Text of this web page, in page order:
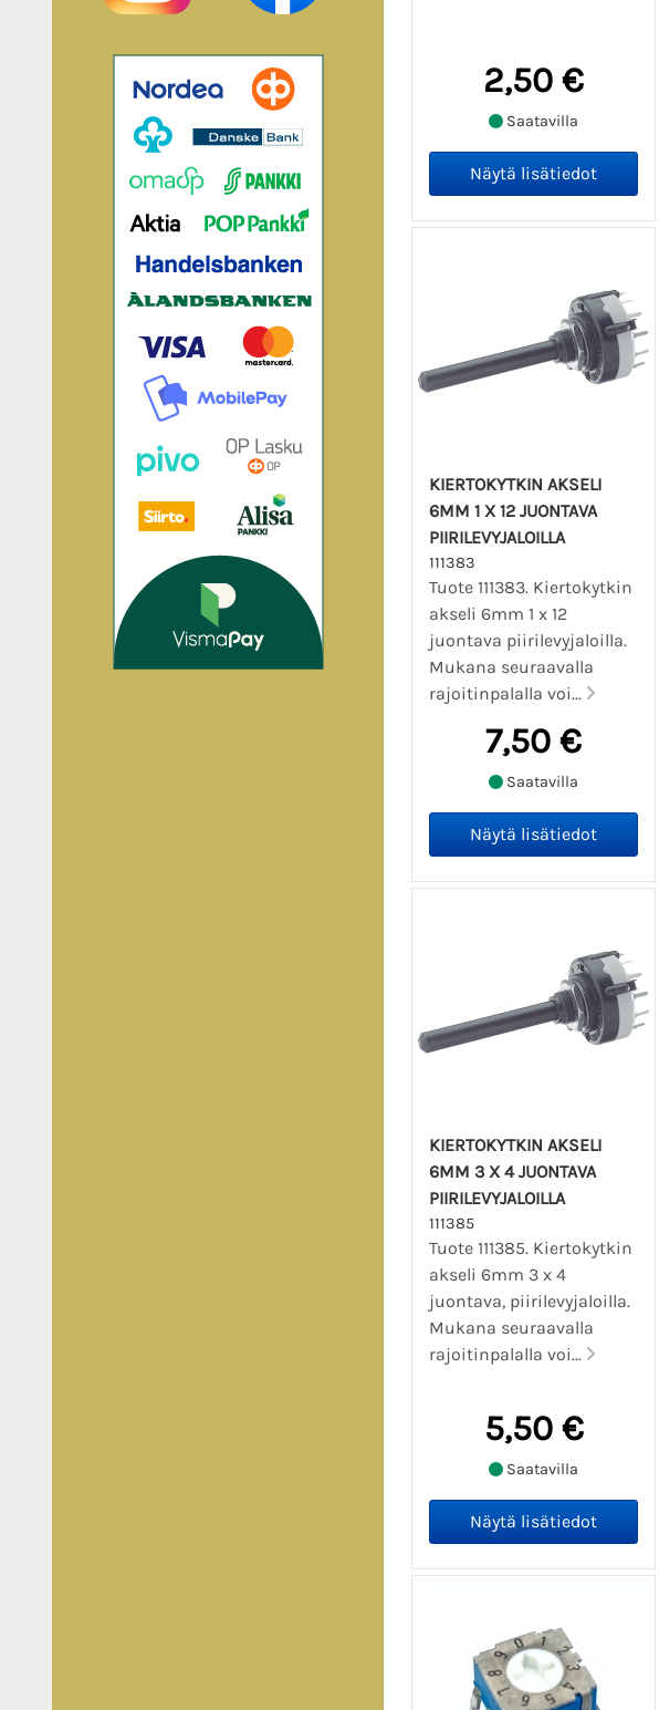
2,50 €
Saatavilla
KIERTOKYTKIN AKSELI
6MM 1 X 12 JUONTAVA
PIIRILEVYJALOILLA
111383
Tuote 111383. Kiertokytkin
akseli 6mm 1 x 12
juontava piirilevyjaloilla.
Mukana seuraavalla
rajoitinpalalla voi...
7,50 €
Saatavilla
KIERTOKYTKIN AKSELI
6MM 3 X 4 JUONTAVA
PIIRILEVYJALOILLA
111385
Tuote 111385. Kiertokytkin
akseli 6mm 3 x 4
juontava, piirilevyjaloilla.
Mukana seuraavalla
rajoitinpalalla voi...
5,50 €
Saatavilla